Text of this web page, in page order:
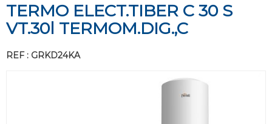
TERMO ELECT.TIBER C 30 S
VT.30l TERMOM.DIG.,C
REF : GRKD24KA